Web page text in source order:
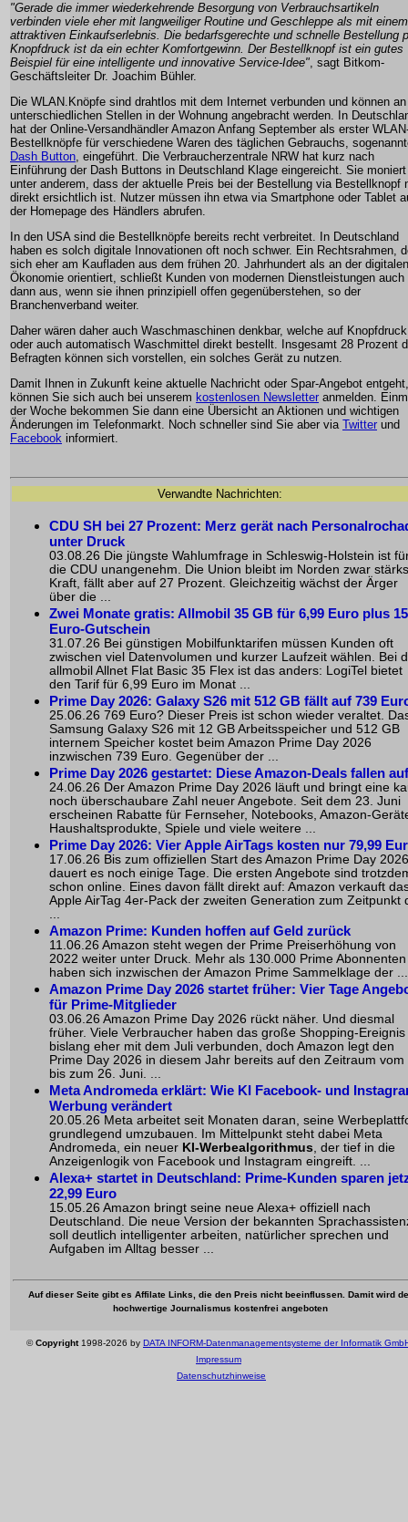
"Gerade die immer wiederkehrende Besorgung von Verbrauchsartikeln
verbinden viele eher mit langweiliger Routine und Geschleppe als mit einem
attraktiven Einkaufserlebnis. Die bedarfsgerechte und schnelle Bestellung
Knopfdruck ist da ein echter Komfortgewinn. Der Bestellknopf ist ein gutes
Beispiel für eine intelligente und innovative Service-Idee", sagt Bitkom-
Geschäftsleiter Dr. Joachim Bühler.
Die WLAN.Knöpfe sind drahtlos mit dem Internet verbunden und können an
unterschiedlichen Stellen in der Wohnung angebracht werden. In
hat der Online-Versandhändler Amazon Anfang September als erster
Bestellknöpfe für verschiedene Waren des täglichen Gebrauchs,
Dash Button, eingeführt. Die Verbraucherzentrale NRW hat kurz nach
Einführung der Dash Buttons in Deutschland Klage eingereicht. Sie moniert
unter anderem, dass der aktuelle Preis bei der Bestellung via Bestellknopf
direkt ersichtlich ist. Nutzer müssen ihn etwa via Smartphone oder Tablet
der Homepage des Händlers abrufen.
In den USA sind die Bestellknöpfe bereits recht verbreitet. In Deutschland
haben es solch digitale Innovationen oft noch schwer. Ein Rechtsrahmen,
sich eher am Kaufladen aus dem frühen 20. Jahrhundert als an der digitalen
Ökonomie orientiert, schließt Kunden von modernen Dienstleistungen auch
dann aus, wenn sie ihnen prinzipiell offen gegenüberstehen, so der
Branchenverband weiter.
Daher wären daher auch Waschmaschinen denkbar, welche auf Knopfdruck
oder auch automatisch Waschmittel direkt bestellt. Insgesamt 28 Prozent
Befragten können sich vorstellen, ein solches Gerät zu nutzen.
Damit Ihnen in Zukunft keine aktuelle Nachricht oder Spar-Angebot entgeht,
können Sie sich auch bei unserem kostenlosen Newsletter anmelden.
der Woche bekommen Sie dann eine Übersicht an Aktionen und wichtigen
Änderungen im Telefonmarkt. Noch schneller sind Sie aber via Twitter und
Facebook informiert.
Verwandte Nachrichten:
CDU SH bei 27 Prozent: Merz gerät nach
unter Druck
03.08.26 Die jüngste Wahlumfrage in Schleswig-Holstein ist
die CDU unangenehm. Die Union bleibt im Norden zwar
Kraft, fällt aber auf 27 Prozent. Gleichzeitig wächst der Ärger
über die ...
Zwei Monate gratis: Allmobil 35 GB für 6,99 Euro plus
Euro-Gutschein
31.07.26 Bei günstigen Mobilfunktarifen müssen Kunden oft
zwischen viel Datenvolumen und kurzer Laufzeit wählen. Bei
allmobil Allnet Flat Basic 35 Flex ist das anders: LogiTel bietet
den Tarif für 6,99 Euro im Monat ...
Prime Day 2026: Galaxy S26 mit 512 GB fällt auf 739
25.06.26 769 Euro? Dieser Preis ist schon wieder veraltet.
Samsung Galaxy S26 mit 12 GB Arbeitsspeicher und 512 GB
internem Speicher kostet beim Amazon Prime Day 2026
inzwischen 739 Euro. Gegenüber der ...
Prime Day 2026 gestartet: Diese Amazon-Deals fallen auf
24.06.26 Der Amazon Prime Day 2026 läuft und bringt eine
noch überschaubare Zahl neuer Angebote. Seit dem 23. Juni
erscheinen Rabatte für Fernseher, Notebooks, Amazon-
Haushaltsprodukte, Spiele und viele weitere ...
Prime Day 2026: Vier Apple AirTags kosten nur 79,99
17.06.26 Bis zum offiziellen Start des Amazon Prime Day 2026
dauert es noch einige Tage. Die ersten Angebote sind
schon online. Eines davon fällt direkt auf: Amazon verkauft
Apple AirTag 4er-Pack der zweiten Generation zum Zeitpunkt
...
Amazon Prime: Kunden hoffen auf Geld zurück
11.06.26 Amazon steht wegen der Prime Preiserhöhung von
2022 weiter unter Druck. Mehr als 130.000 Prime Abonnenten
haben sich inzwischen der Amazon Prime Sammelklage der ...
Amazon Prime Day 2026 startet früher: Vier Tage
für Prime-Mitglieder
03.06.26 Amazon Prime Day 2026 rückt näher. Und diesmal
früher. Viele Verbraucher haben das große Shopping-Ereignis
bislang eher mit dem Juli verbunden, doch Amazon legt den
Prime Day 2026 in diesem Jahr bereits auf den Zeitraum vom
bis zum 26. Juni. ...
Meta Andromeda erklärt: Wie KI Facebook- und
Werbung verändert
20.05.26 Meta arbeitet seit Monaten daran, seine
grundlegend umzubauen. Im Mittelpunkt steht dabei Meta
Andromeda, ein neuer KI-Werbealgorithmus, der tief in die
Anzeigenlogik von Facebook und Instagram eingreift. ...
Alexa+ startet in Deutschland: Prime-Kunden sparen
22,99 Euro
15.05.26 Amazon bringt seine neue Alexa+ offiziell nach
Deutschland. Die neue Version der bekannten
soll deutlich intelligenter arbeiten, natürlicher sprechen und
Aufgaben im Alltag besser ...
Auf dieser Seite gibt es Affilate Links, die den Preis nicht beeinflussen. Damit wird
hochwertige Journalismus kostenfrei angeboten
©Copyright1998-2026 by DATA INFORM-Datenmanagementsysteme der Informatik
Impressum
Datenschutzhinweise